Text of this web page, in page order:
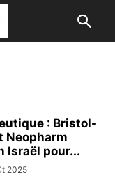
: Bristol-
Neopharm
Israël pour...
2025